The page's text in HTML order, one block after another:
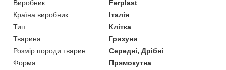
Виробник
Ferplast
Країна виробник
Італія
Тип
Клітка
Тварина
Гризуни
Розмір породи тварин
Середні, Дрібні
Форма
Прямокутна